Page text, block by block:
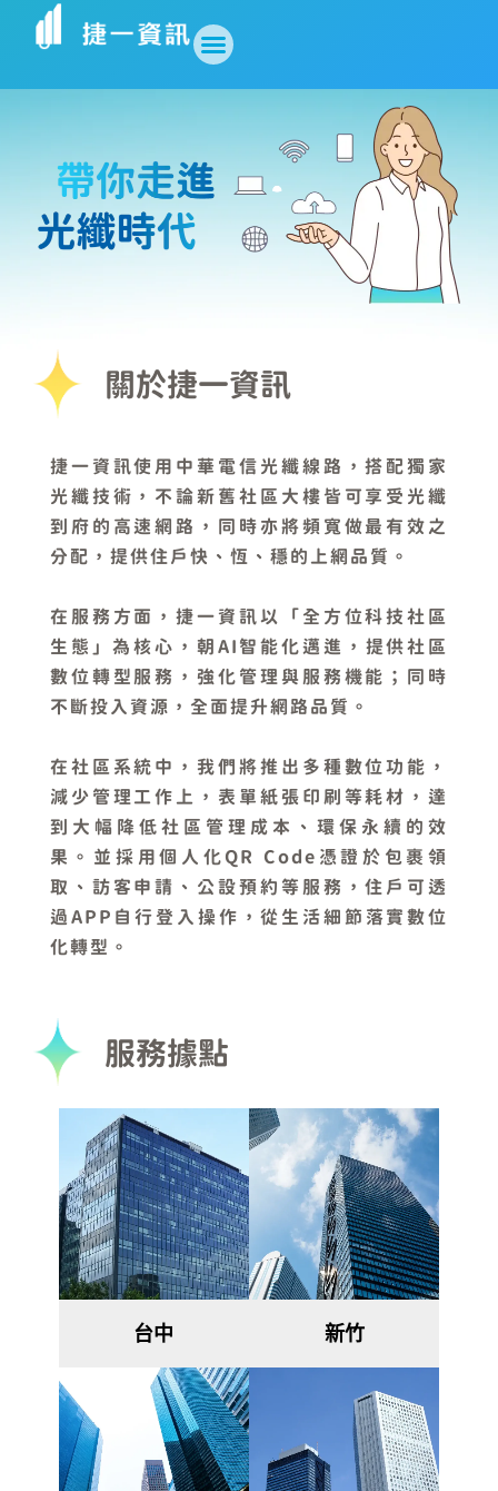
關於捷一資訊
捷一資訊使用中華電信光纖線路，搭配獨家
光纖技術，不論新舊社區大樓皆可享受光纖
到府的高速網路，同時亦將頻寬做最有效之
分配，提供住戶快、恆、穩的上網品質。
在服務方面，捷一資訊以「全方位科技社區
生態」為核心，朝AI智能化邁進，提供社區
數位轉型服務，強化管理與服務機能；同時
不斷投入資源，全面提升網路品質。
在社區系統中，我們將推出多種數位功能，
減少管理工作上，表單紙張印刷等耗材，達
到大幅降低社區管理成本、環保永續的效
果。並採用個人化QR Code憑證於包裹領
取、訪客申請、公設預約等服務，住戶可透
過APP自行登入操作，從生活細節落實數位
化轉型。
服務據點
台中 新竹